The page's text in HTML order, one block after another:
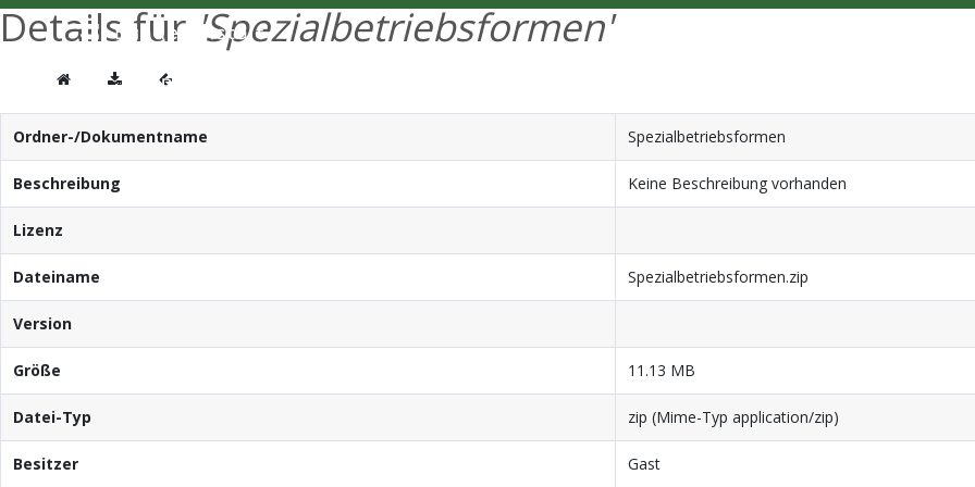
Details für 'Spezialbetriebsformen'
Ordner-/Dokumentname Spezialbetriebsformen
Beschreibung Keine Beschreibung vorhanden
Lizenz
Dateiname Spezialbetriebsformen.zip
Version
Größe 11.13 MB
Datei-Typ zip (Mime-Typ application/zip)
Besitzer Gast